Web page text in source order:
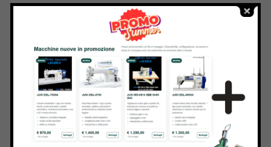
11 Products 50 Products
Rasor
117 Products
Union Special
140 Products